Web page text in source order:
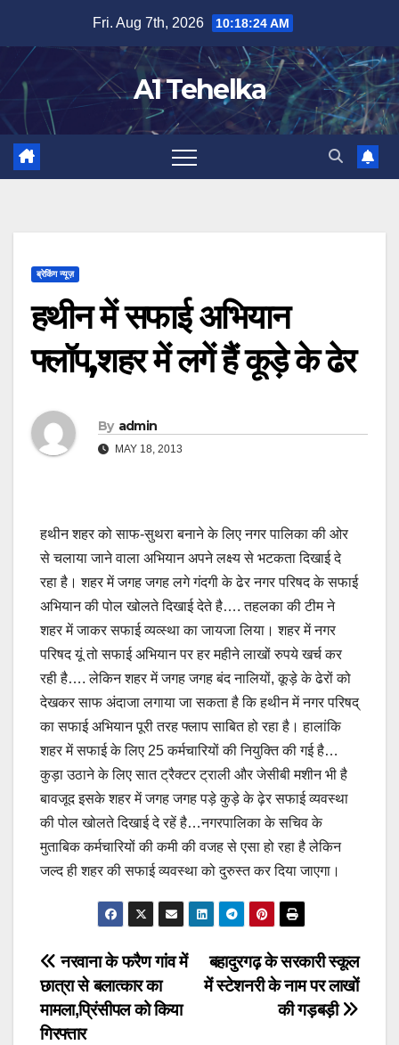
content
Fri. Aug 7th, 2026 10:18:25 AM
A1 Tehelka
ब्रेकिंग न्यूज़
हथीन में सफाई अभियान
फ्लॉप,शहर में लगें हैं कूड़े के ढेर
By admin
MAY 18, 2013
हथीन शहर को साफ-सुथरा बनाने के लिए नगर पालिका की ओर
से चलाया जाने वाला अभियान अपने लक्ष्य से भटकता दिखाई दे
रहा है। शहर में जगह जगह लगे गंदगी के ढेर नगर परिषद के सफाई
अभियान की पोल खोलते दिखाई देते है…. तहलका की टीम ने
शहर में जाकर सफाई व्यव्स्था का जायजा लिया। शहर में नगर
परिषद यूं तो सफाई अभियान पर हर महीने लाखों रुपये खर्च कर
रही है…. लेकिन शहर में जगह जगह बंद नालियों, कूड़े के ढेरों को
देखकर साफ अंदाजा लगाया जा सकता है कि हथीन में नगर परिषद्
का सफाई अभियान पूरी तरह फ्लाप साबित हो रहा है। हालांकि
शहर में सफाई के लिए 25 कर्मचारियों की नियुक्ति की गई है…
कुड़ा उठाने के लिए सात ट्रैक्टर ट्राली और जेसीबी मशीन भी है
बावजूद इसके शहर में जगह जगह पड़े कुड़े के ढ़ेर सफाई व्यवस्था
की पोल खोलते दिखाई दे रहें है…नगरपालिका के सचिव के
मुताबिक कर्मचारियों की कमी की वजह से एसा हो रहा है लेकिन
जल्द ही शहर की सफाई व्यवस्था को दुरुस्त कर दिया जाएगा।
Post
navigation
बहादुरगढ़ के सरकारी स्कूल
में स्टेशनरी के नाम पर लाखों
की गड़बड़ी
नरवाना के फरैण गांव में
छात्रा से बलात्कार का
मामला,प्रिंसीपल को किया
गिरफ्तार